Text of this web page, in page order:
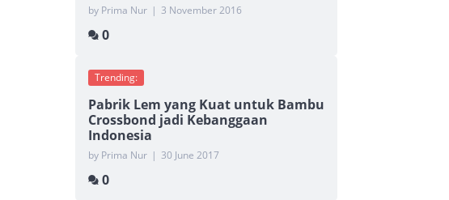
by Prima Nur | 3 November 2016
0
Trending:
Pabrik Lem yang Kuat untuk Bambu
Crossbond jadi Kebanggaan
Indonesia
by Prima Nur | 30 June 2017
0